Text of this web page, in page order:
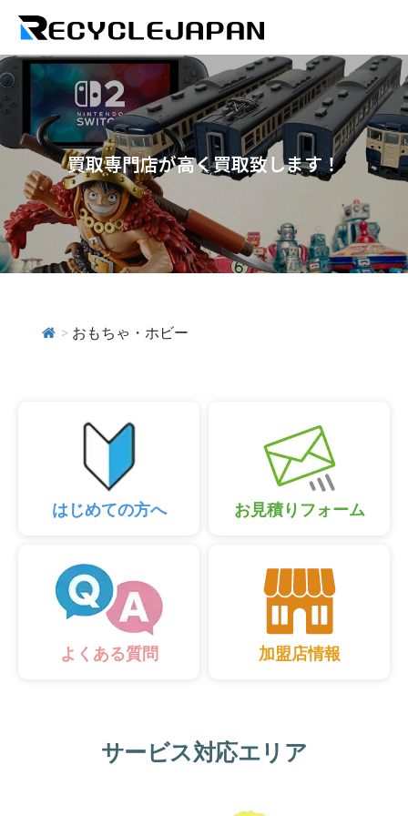
買取専門店が高く買取致します！
> おもちゃ・ホビー
はじめての方へ お見積りフォーム
よくある質問 加盟店情報
サービス対応エリア